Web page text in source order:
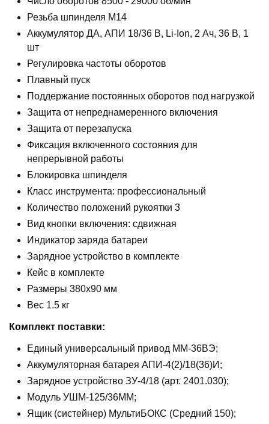
Резьба шпинделя M14
Аккумулятор ДА, АПИ 18/36 В, Li-Ion, 2 Ач, 36 В, 1
шт
Регулировка частоты оборотов
Плавный пуск
Поддержание постоянных оборотов под нагрузкой
Защита от непреднамеренного включения
Защита от перезапуска
Фиксация включенного состояния для
непрерывной работы
Блокировка шпинделя
Класс инструмента: профессиональный
Количество положений рукоятки 3
Вид кнопки включения: сдвижная
Индикатор заряда батареи
Зарядное устройство в комплекте
Кейс в комплекте
Размеры 380х90 мм
Вес 1.5 кг
Комплект поставки:
Единый универсальный привод ММ-36ВЭ;
Аккумуляторная батарея АПИ-4(2)/18(36)И;
Зарядное устройство ЗУ-4/18 (арт. 2401.030);
Модуль УШМ-125/36ММ;
Ящик (систейнер) МультиБОКС (Средний 150);